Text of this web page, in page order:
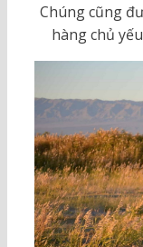
Chúng cũng
hàng chủ